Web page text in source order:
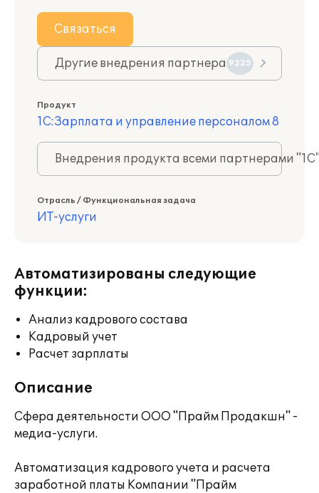
Связаться
Другие внедрения партнера 9225
Продукт
1С:Зарплата и управление персоналом 8
Внедрения продукта всеми партнерами
Отрасль / Функциональная задача
ИТ-услуги
Автоматизированы следующие
функции:
Анализ кадрового состава
Кадровый учет
Расчет зарплаты
Описание
Сфера деятельности ООО "Прайм Продакшн" -
медиа-услуги.
Автоматизация кадрового учета и расчета
заработной платы Компании "Прайм